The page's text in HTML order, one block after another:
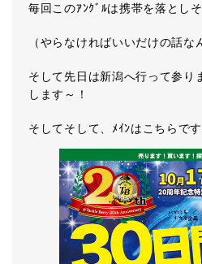
毎回このｱﾝｸﾞﾙは携帯を落とし
（やらなければいいだけの話な
そして先日は新潟へ行って参り
します～！
そしてそして、ﾒｲﾝはこちらです